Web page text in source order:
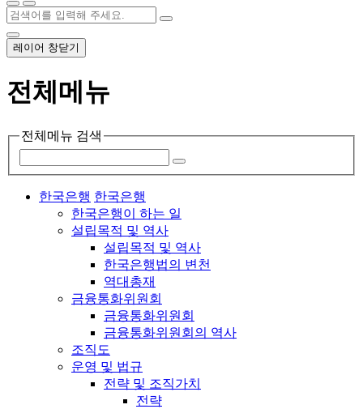
레이어 창닫기
전체메뉴
전체메뉴 검색
한국은행 한국은행
한국은행이 하는 일
설립목적 및 역사
설립목적 및 역사
한국은행법의 변천
역대총재
금융통화위원회
금융통화위원회
금융통화위원회의 역사
조직도
운영 및 법규
전략 및 조직가치
전략